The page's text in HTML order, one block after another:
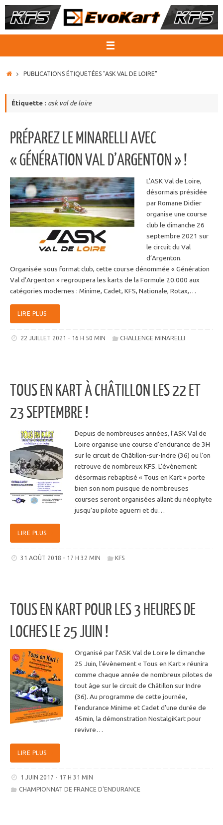
Passer
au
ACCUEIL
PUBLICATIONS ÉTIQUETÉES "ASK VAL DE LOIRE"
Étiquette : ask val de loire
PRÉPAREZ LE MINARELLI AVEC
« GÉNÉRATION VAL D’ARGENTON » !
L’ASK Val de Loire,
désormais présidée
par Romane Didier
organise une course
club le dimanche 26
septembre 2021 sur
le circuit du Val
d’Argenton.
Organisée sous format club, cette course dénommée « Génération
Val d’Argenton » regroupera les karts de la Formule 20.000 aux
catégories modernes : Minime, Cadet, KFS, Nationale, Rotax,…
LIRE PLUS
22 JUILLET 2021 - 16 H 50 MIN CHALLENGE MINARELLI
TOUS EN KART À CHÂTILLON LES 22 ET
23 SEPTEMBRE !
Depuis de nombreuses années, l’ASK Val de
Loire organise une course d’endurance de 3H
sur le circuit de Châtillon-sur-Indre (36) ou l’on
retrouve de nombreux KFS. L’évènement
désormais rebaptisé « Tous en Kart » porte
bien son nom puisque de nombreuses
courses seront organisées allant du néophyte
jusqu’au pilote aguerri et du…
LIRE PLUS
31 AOÛT 2018 - 17 H 32 MIN KFS
TOUS EN KART POUR LES 3 HEURES DE
LOCHES LE 25 JUIN !
Organisé par l’ASK Val de Loire le dimanche
25 Juin, l’évènement « Tous en Kart » réunira
comme chaque année de nombreux pilotes de
tout âge sur le circuit de Châtillon sur Indre
(36). Au programme de cette journée,
l’endurance Minime et Cadet d’une durée de
45min, la démonstration NostalgiKart pour
revivre…
LIRE PLUS
1 JUIN 2017 - 17 H 31 MIN
CHAMPIONNAT DE FRANCE D'ENDURANCE